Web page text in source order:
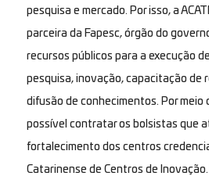
pesquisa e mercado. Por isso, a
parceira da Fapesc, órgão do
recursos públicos para a execução
pesquisa, inovação, capacitação de
difusão de conhecimentos. Por meio
possível contratar os bolsistas que
fortalecimento dos centros
Catarinense de Centros de